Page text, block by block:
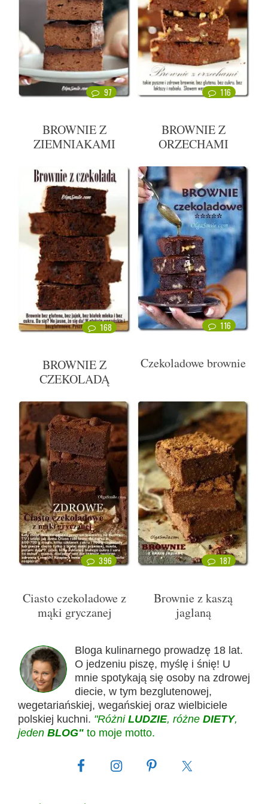
97
BROWNIE Z
ZIEMNIAKAMI
116
BROWNIE Z
ORZECHAMI
168
BROWNIE Z
CZEKOLADĄ
116
Czekoladowe brownie
396
Ciasto czekoladowe z
mąki gryczanej
187
Brownie z kaszą
jaglaną
Bloga kulinarnego prowadzę 18 lat.
O jedzeniu piszę, myślę i śnię! U
mnie spotykają się osoby na zdrowej
diecie, w tym bezglutenowej,
wegetariańskiej, wegańskiej oraz wielbiciele
polskiej kuchni. "Różni LUDZIE, różne DIETY,
jeden BLOG" to moje motto.